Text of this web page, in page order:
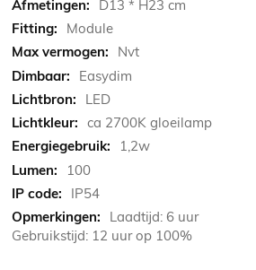
D13 * H23 cm
Module
Nvt
Easydim
LED
ca 2700K gloeilamp
1,2w
100
IP54
Laadtijd: 6 uur
Gebruikstijd: 12 uur op 100%